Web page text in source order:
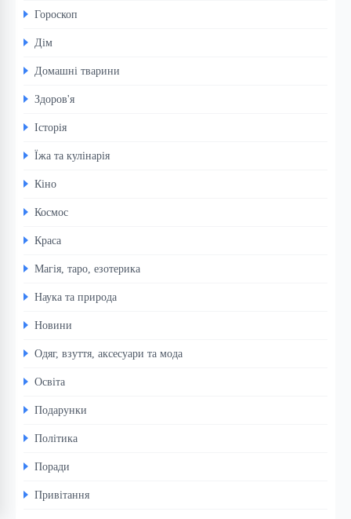
Гороскоп
Дім
Домашні тварини
Здоров'я
Історія
Їжа та кулінарія
Кіно
Космос
Краса
Магія, таро, езотерика
Наука та природа
Новини
Одяг, взуття, аксесуари та мода
Освіта
Подарунки
Політика
Поради
Привітання